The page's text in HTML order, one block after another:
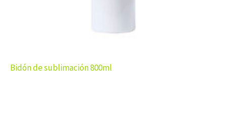
Bidón de sublimación 800ml